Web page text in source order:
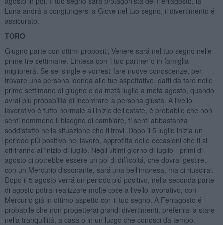
Luna andrá a congiungersi a Giove nel tuo segno, il divertimento é
assicurato.
TORO
Giugno parte con ottimi propositi, Venere sará nel tuo segno nelle
prime tre settimane. L’intesa con il tuo partner o in famiglia
migliorerá. Se sei single e vorresti fare nuove conoscenze, per
trovare una persona idonea alle tue aspettative, datti da fare nelle
prime settimane di giugno o da metá luglio a metá agosto, quando
avrai piú probabilitá di incontrare la persona giusta. A livello
lavorativo é tutto normale all’inizio dell’estate, é probabile che non
senti nemmeno il bisogno di cambiare, ti senti abbastanza
soddisfatto nella situazione che ti trovi. Dopo il 5 luglio inizia un
periodo piú positivo nel lavoro, approfitta delle occasioni che ti si
offriranno all’inizio di luglio. Negli ultimi giorno di luglio - primi di
agosto ci potrebbe essere un po’ di difficoltá, che dovrai gestire,
con un Mercurio dissonante, sará una bell’impresa, ma ci riuscirai.
Dopo il 5 agosto verrá un periodo piú positivo, nella seconda parte
di agosto potrai realizzare molte cose a livello lavorativo, con
Mercurio giá in ottimo aspetto con il tuo segno. A Ferragosto é
probabile che non progetterai grandi divertimenti, preferirai a stare
nella tranquillitá, a casa o in un luogo che conosci da tempo.